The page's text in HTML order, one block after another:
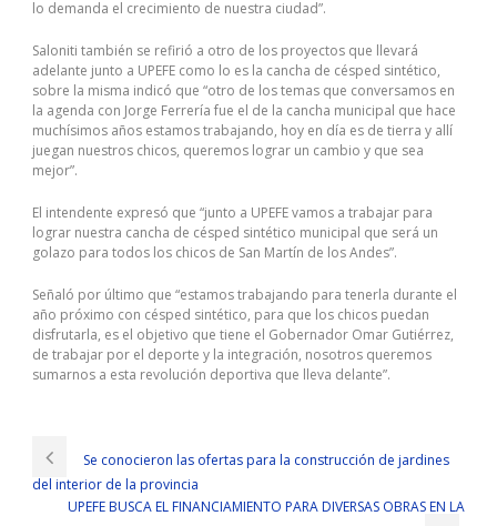
lo demanda el crecimiento de nuestra ciudad”.
Saloniti también se refirió a otro de los proyectos que llevará
adelante junto a UPEFE como lo es la cancha de césped sintético,
sobre la misma indicó que “otro de los temas que conversamos en
la agenda con Jorge Ferrería fue el de la cancha municipal que hace
muchísimos años estamos trabajando, hoy en día es de tierra y allí
juegan nuestros chicos, queremos lograr un cambio y que sea
mejor”.
El intendente expresó que “junto a UPEFE vamos a trabajar para
lograr nuestra cancha de césped sintético municipal que será un
golazo para todos los chicos de San Martín de los Andes”.
Señaló por último que “estamos trabajando para tenerla durante el
año próximo con césped sintético, para que los chicos puedan
disfrutarla, es el objetivo que tiene el Gobernador Omar Gutiérrez,
de trabajar por el deporte y la integración, nosotros queremos
sumarnos a esta revolución deportiva que lleva delante”.
Se conocieron las ofertas para la construcción de jardines
del interior de la provincia
UPEFE BUSCA EL FINANCIAMIENTO PARA DIVERSAS OBRAS EN LA